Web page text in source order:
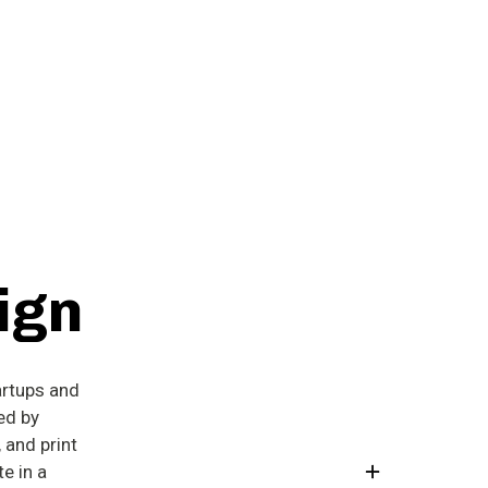
and
by
and print
in a